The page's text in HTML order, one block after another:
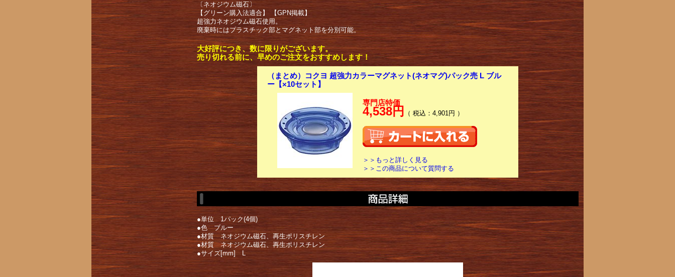
〔ネオジウム磁石〕
【グリーン購入法適合】 【GPN掲載】
超強力ネオジウム磁石使用。
廃棄時にはプラスチック部とマグネット部を分別可能。
大好評につき、数に限りがございます。
売り切れる前に、早めのご注文をおすすめします！
（まとめ）コクヨ 超強力カラーマグネット(ネオマグ)パック売 L ブル
ー【×10セット】
専門店特価
4,538円 （ 税込：4,901円 ）
＞＞もっと詳しく見る
＞＞この商品について質問する
●単位 1パック(4個)
●色 ブルー
●材質 ネオジウム磁石、再生ポリスチレン
●材質 ネオジウム磁石、再生ポリスチレン
●サイズ[mm] L